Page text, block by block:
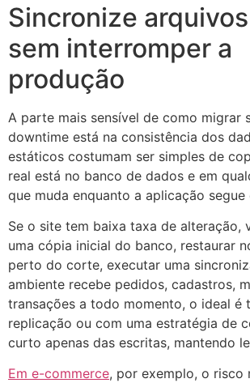
Sincronize
sem interromper a
produção
A parte mais sensível de como migrar
downtime está na consistência dos
estáticos costumam ser simples de
real está no banco de dados e em
que muda enquanto a aplicação segue
Se o site tem baixa taxa de alteração,
uma cópia inicial do banco, restaurar
perto do corte, executar uma
ambiente recebe pedidos, cadastros,
transações a todo momento, o ideal é
replicação ou com uma estratégia de
curto apenas das escritas, mantendo
Em e-commerce, por exemplo, o risco